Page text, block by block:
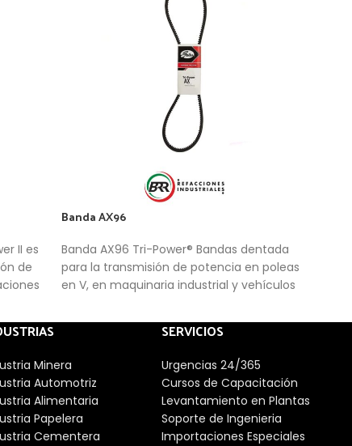
II es
de
Banda AX96
Banda AX96 Tri-Power® Bandas dentada
para la transmisión de potencia en poleas
en V, en maquinaria industrial y vehículos
de las tradicionales bandas Hi-Power con
las de las bandas dentadas.
Minera
Automotriz
Alimentaria
Papelera
Cementera
SERVICIOS
Urgencias 24/365
Cursos de Capacitación
Levantamiento en Plantas
Soporte de Ingenieria
Importaciones Especiales